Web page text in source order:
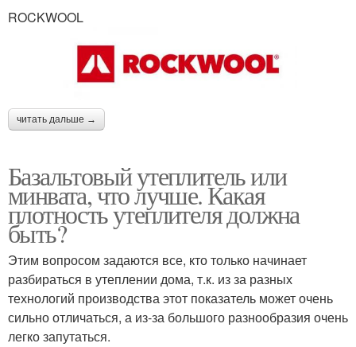
ROCKWOOL
читать дальше →
Базальтовый утеплитель или
минвата, что лучше. Какая
плотность утеплителя должна
быть?
Этим вопросом задаются все, кто только начинает
разбираться в утеплении дома, т.к. из за разных
технологий производства этот показатель может очень
сильно отличаться, а из-за большого разнообразия очень
легко запутаться.